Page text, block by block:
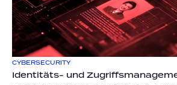
CYBERSECURITY
Identitäts- und